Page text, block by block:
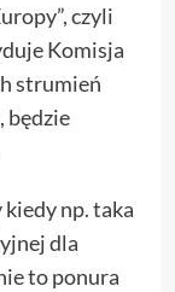
czyli
Komisja
strumień
będzie
np. taka
dla
to ponura